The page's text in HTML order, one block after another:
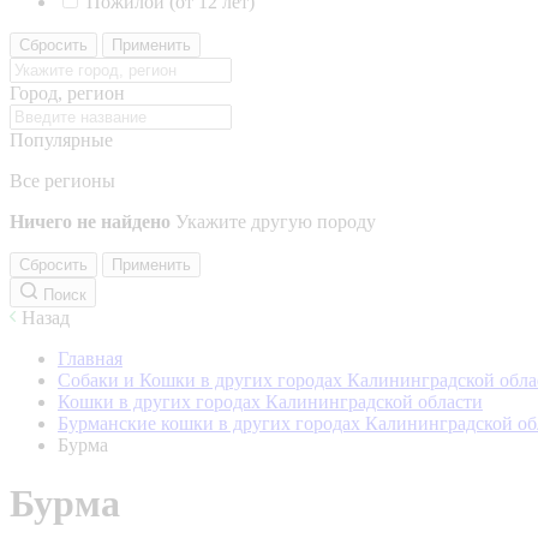
Сбросить Применить
Город, регион
Популярные
Все регионы
Ничего не найдено Укажите другую породу
Сбросить
Применить
Поиск
Назад
Главная
Собаки и Кошки в других городах Калининградской
Кошки в других городах Калининградской области
Бурманские кошки в других городах Калининградской
Бурма
Бурма